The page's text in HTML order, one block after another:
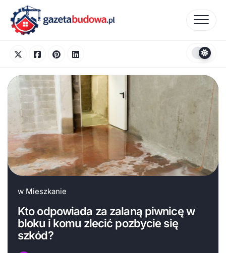
content
w Mieszkanie
Kto odpowiada za zalaną piwnicę w
bloku i komu zlecić pozbycie się
szkód?